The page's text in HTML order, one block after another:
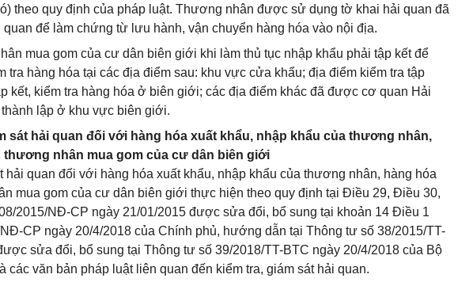
theo quy định của pháp luật. Thương nhân được sử dụng tờ khai hải quan đã
quan để làm chứng từ lưu hành, vận chuyển hàng hóa vào nội địa.
mua gom của cư dân biên giới khi làm thủ tục nhập khẩu phải tập kết để
tra hàng hóa tại các địa điểm sau: khu vực cửa khẩu; địa điểm kiểm tra tập
kết, kiểm tra hàng hóa ở biên giới; các địa điểm khác đã được cơ quan Hải
lập ở khu vực biên giới.
sát hải quan đối với hàng hóa xuất khẩu, nhập khẩu của thương nhân,
thương nhân mua gom của cư dân biên giới
hải quan đối với hàng hóa xuất khẩu, nhập khẩu của thương nhân, hàng hóa
mua gom của cư dân biên giới thực hiện theo quy định tại Điều 29, Điều 30,
2015/NĐ-CP ngày 21/01/2015 được sửa đổi, bổ sung tại khoản 14 Điều 1
CP ngày 20/4/2018 của Chính phủ, hướng dẫn tại Thông tư số 38/2015/TT-
sửa đổi, bổ sung tại Thông tư số 39/2018/TT-BTC ngày 20/4/2018 của Bộ
các văn bản pháp luật liên quan đến kiểm tra, giám sát hải quan.